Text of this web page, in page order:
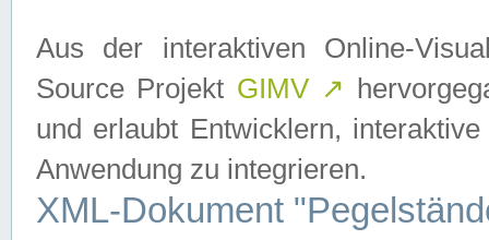
Aus der interaktiven Online-
Source Projekt GIMV ↗
und erlaubt Entwicklern,
Anwendung zu integrieren.
XML-Dokument